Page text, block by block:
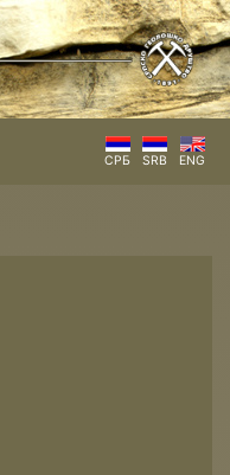
СРБ SRB ENG